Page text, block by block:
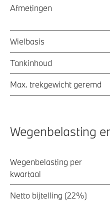
Afmetingen
Wielbasis
Tankinhoud
Max. trekgewicht geremd
Wegenbelasting
Wegenbelasting per
kwartaal
Netto bijtelling (22%)